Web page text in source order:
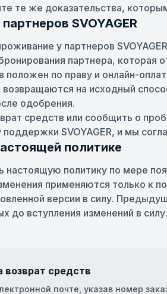
те же доказательства,
SVOYAGER
у партнеров
партнера, которая
положен по праву и онлайн-
возвращаются на исходный
одобрения.
средств или сообщить о
SVOYAGER, и мы
политике
политику по мере
применяются только к
версии в силу.
до вступления изменений в силу.
возврат средств
почте, указав номер